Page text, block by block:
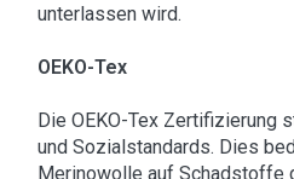
unterlassen wird.
OEKO-Tex
Die OEKO-Tex Zertifizierung
und Sozialstandards. Dies
Merinowolle auf Schadstoffe